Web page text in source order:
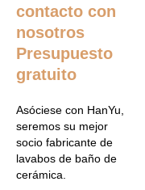
contacto con
nosotros
Presupuesto
gratuito
Asóciese con HanYu,
seremos su mejor
socio fabricante de
lavabos de baño de
cerámica.